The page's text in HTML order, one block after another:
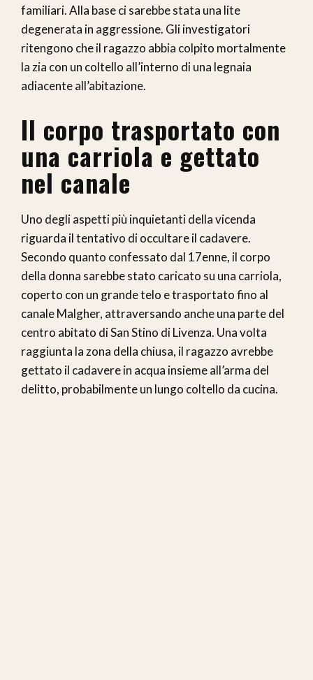
familiari. Alla base ci sarebbe stata una lite
degenerata in aggressione. Gli investigatori
ritengono che il ragazzo abbia colpito mortalmente
la zia con un coltello all’interno di una legnaia
adiacente all’abitazione.
Il corpo trasportato con
una carriola e gettato
nel canale
Uno degli aspetti più inquietanti della vicenda
riguarda il tentativo di occultare il cadavere.
Secondo quanto confessato dal 17enne, il corpo
della donna sarebbe stato caricato su una carriola,
coperto con un grande telo e trasportato fino al
canale Malgher, attraversando anche una parte del
centro abitato di San Stino di Livenza. Una volta
raggiunta la zona della chiusa, il ragazzo avrebbe
gettato il cadavere in acqua insieme all’arma del
delitto, probabilmente un lungo coltello da cucina.